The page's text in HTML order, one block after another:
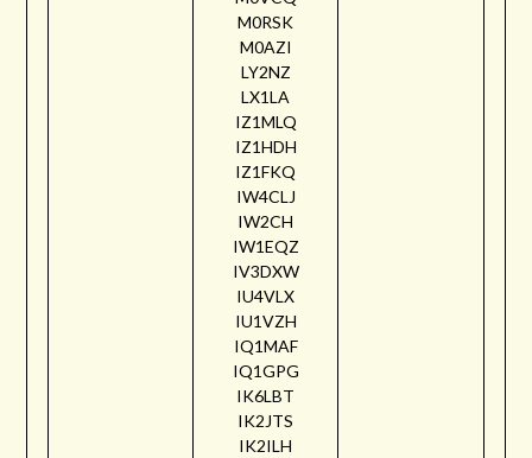
M0RSK
M0AZI
LY2NZ
LX1LA
IZ1MLQ
IZ1HDH
IZ1FKQ
IW4CLJ
IW2CH
IW1EQZ
IV3DXW
IU4VLX
IU1VZH
IQ1MAF
IQ1GPG
IK6LBT
IK2JTS
IK2ILH